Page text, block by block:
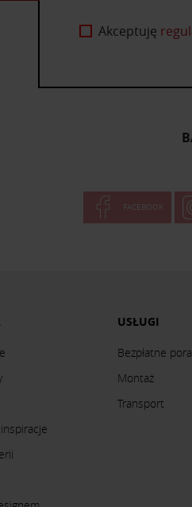
Akceptuję
FACEBOOK
USŁUGI
Bezpłatne
Montaż
Transport